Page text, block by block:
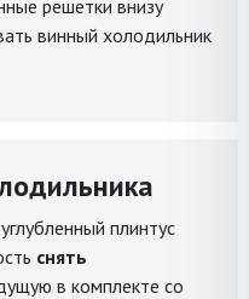
решетки внизу
винный холодильник
плинтус
снять
в комплекте со